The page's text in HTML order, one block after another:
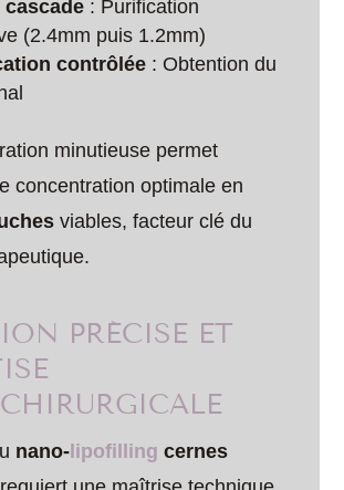
: Purification
(2.4mm puis 1.2mm)
contrôlée : Obtention du
minutieuse permet
concentration optimale en
viables, facteur clé du
PRÉCISE ET
nano- lipofilling cernes